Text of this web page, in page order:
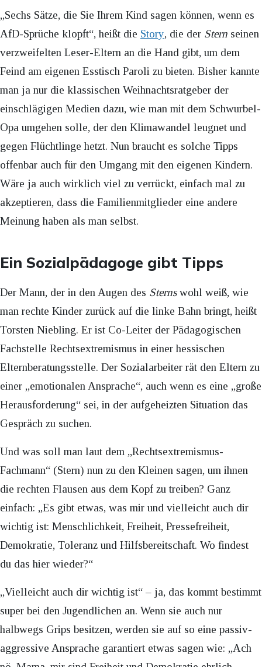
„Sechs Sätze, die Sie Ihrem Kind sagen können, wenn es
AfD-Sprüche klopft“, heißt die Story, die der Stern seinen
verzweifelten Leser-Eltern an die Hand gibt, um dem
Feind am eigenen Esstisch Paroli zu bieten. Bisher kannte
man ja nur die klassischen Weihnachtsratgeber der
einschlägigen Medien dazu, wie man mit dem Schwurbel-
Opa umgehen solle, der den Klimawandel leugnet und
gegen Flüchtlinge hetzt. Nun braucht es solche Tipps
offenbar auch für den Umgang mit den eigenen Kindern.
Wäre ja auch wirklich viel zu verrückt, einfach mal zu
akzeptieren, dass die Familienmitglieder eine andere
Meinung haben als man selbst.
Ein Sozialpädagoge gibt Tipps
Der Mann, der in den Augen des Sternswohl weiß, wie
man rechte Kinder zurück auf die linke Bahn bringt, heißt
Torsten Niebling. Er ist Co-Leiter der Pädagogischen
Fachstelle Rechtsextremismus in einer hessischen
Elternberatungsstelle. Der Sozialarbeiter rät den Eltern zu
einer „emotionalen Ansprache“, auch wenn es eine „große
Herausforderung“ sei, in der aufgeheizten Situation das
Gespräch zu suchen.
Und was soll man laut dem „Rechtsextremismus-
Fachmann“ (Stern) nun zu den Kleinen sagen, um ihnen
die rechten Flausen aus dem Kopf zu treiben? Ganz
einfach: „Es gibt etwas, was mir und vielleicht auch dir
wichtig ist: Menschlichkeit, Freiheit, Pressefreiheit,
Demokratie, Toleranz und Hilfsbereitschaft. Wo findest
du das hier wieder?“
„Vielleicht auch dir wichtig ist“ – ja, das kommt bestimmt
super bei den Jugendlichen an. Wenn sie auch nur
halbwegs Grips besitzen, werden sie auf so eine passiv-
aggressive Ansprache garantiert etwas sagen wie: „Ach